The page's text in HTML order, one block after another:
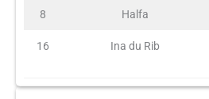
8 Halfa
16 Ina du Rib